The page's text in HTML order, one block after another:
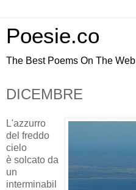
Poesie.co
The Best Poems On The Web |
DICEMBRE
L'azzurro
del freddo
cielo
è solcato da
un
interminabil